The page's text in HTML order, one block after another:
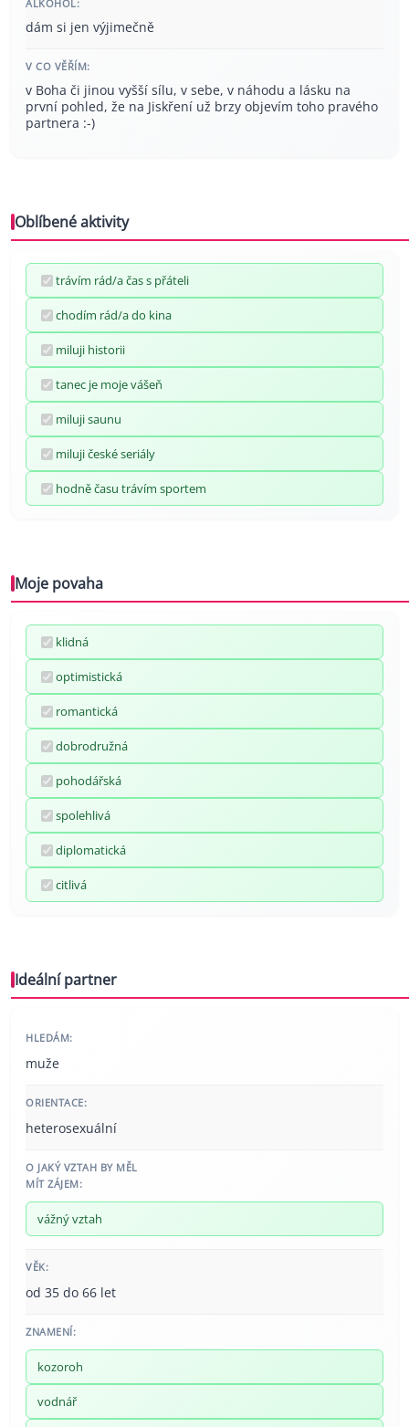
ALKOHOL:
dám si jen výjimečně
V CO VĚŘÍM:
v Boha či jinou vyšší sílu, v sebe, v náhodu a lásku na
první pohled, že na Jiskření už brzy objevím toho pravého
partnera :-)
Oblíbené aktivity
trávím rád/a čas s přáteli
chodím rád/a do kina
miluji historii
tanec je moje vášeň
miluji saunu
miluji české seriály
hodně času trávím sportem
Moje povaha
klidná
optimistická
romantická
dobrodružná
pohodářská
spolehlivá
diplomatická
citlivá
Ideální partner
HLEDÁM:
muže
ORIENTACE:
heterosexuální
O JAKÝ VZTAH BY MĚL
MÍT ZÁJEM:
vážný vztah
VĚK:
od 35 do 66 let
ZNAMENÍ:
kozoroh
vodnář